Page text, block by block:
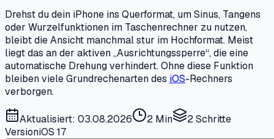
Drehst du dein iPhone ins Querformat, um Sinus, Tangens
oder Wurzelfunktionen im Taschenrechner zu nutzen,
bleibt die Ansicht manchmal stur im Hochformat. Meist
liegt das an der aktiven „Ausrichtungssperre“, die eine
automatische Drehung verhindert. Ohne diese Funktion
bleiben viele Grundrechenarten des iOS-Rechners
verborgen.
Aktualisiert: 03.08.2026 2 Min 2Schritte
VersioniOS 17